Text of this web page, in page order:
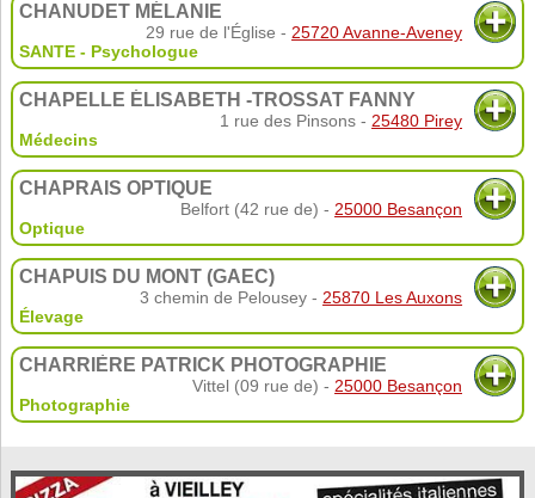
CHANUDET MÉLANIE
29 rue de l'Église -25720 Avanne-Aveney
SANTE - Psychologue
CHAPELLE ÉLISABETH -TROSSAT FANNY
1 rue des Pinsons -25480 Pirey
Médecins
CHAPRAIS OPTIQUE
Belfort (42 rue de) -25000 Besançon
Optique
CHAPUIS DU MONT (GAEC)
3 chemin de Pelousey -25870 Les Auxons
Élevage
CHARRIÈRE PATRICK PHOTOGRAPHIE
Vittel (09 rue de) -25000 Besançon
Photographie